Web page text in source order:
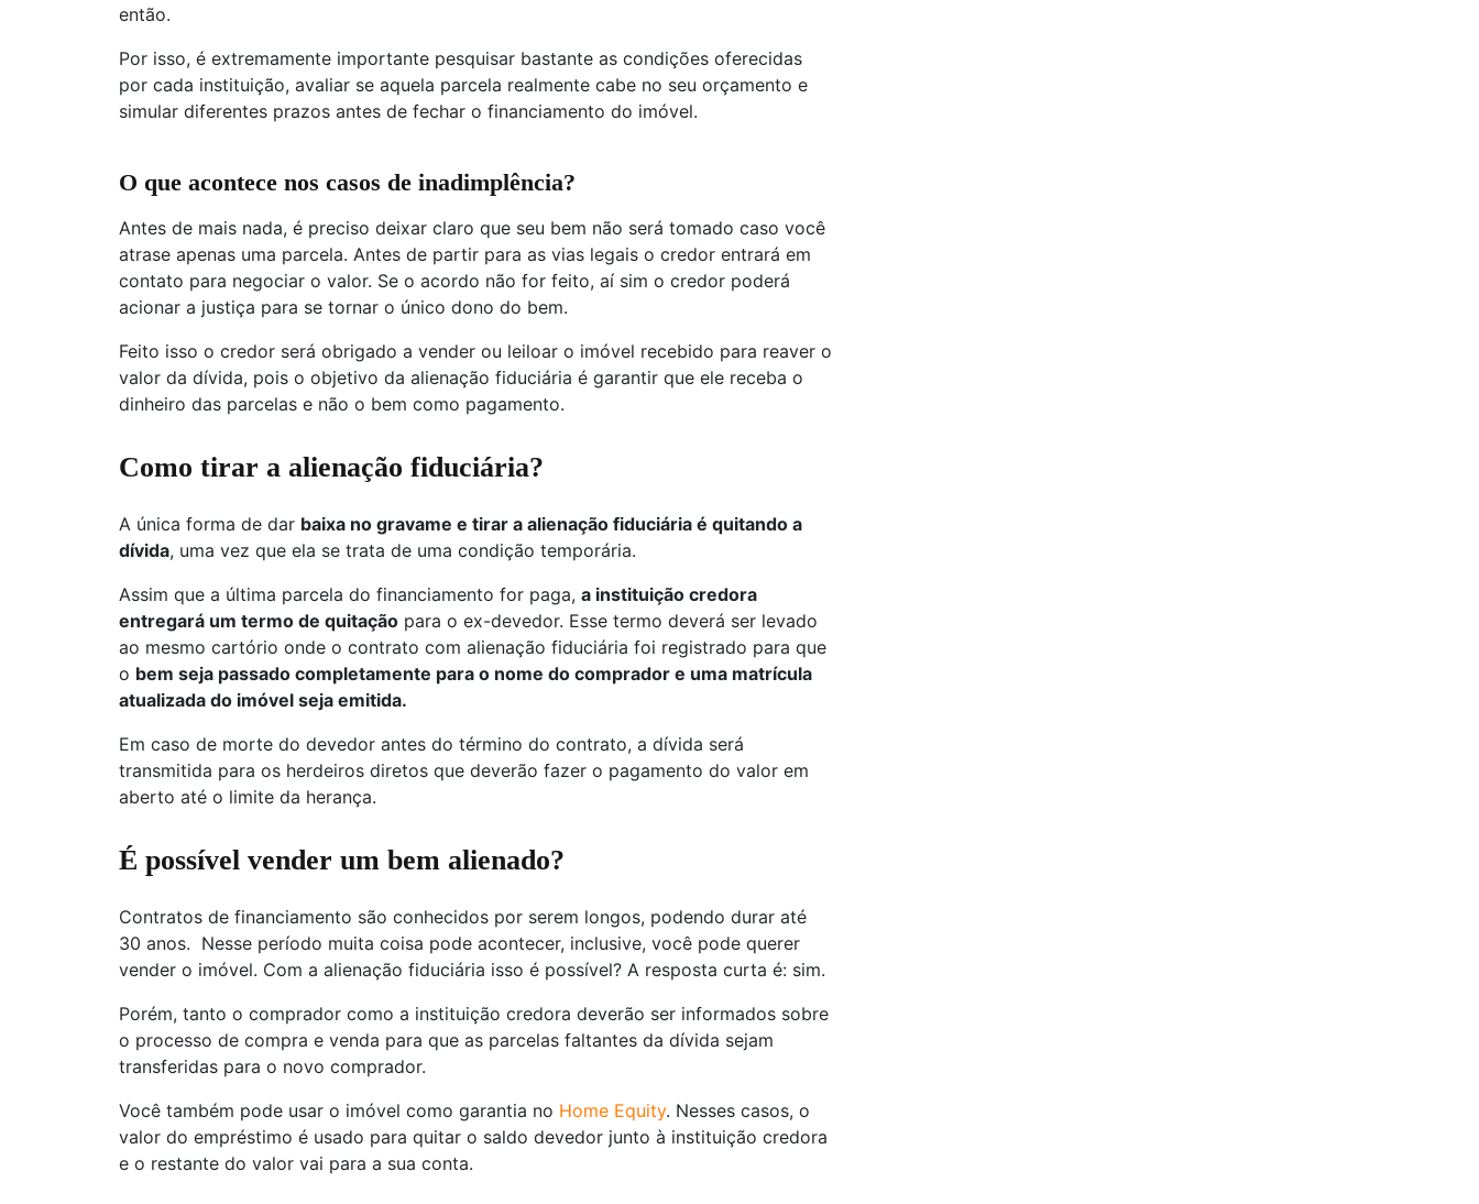
então.
Por isso, é extremamente importante pesquisar bastante as condições oferecidas
por cada instituição, avaliar se aquela parcela realmente cabe no seu orçamento e
simular diferentes prazos antes de fechar o financiamento do imóvel.
O que acontece nos casos de inadimplência?
Antes de mais nada, é preciso deixar claro que seu bem não será tomado caso você
atrase apenas uma parcela. Antes de partir para as vias legais o credor entrará em
contato para negociar o valor. Se o acordo não for feito, aí sim o credor poderá
acionar a justiça para se tornar o único dono do bem.
Feito isso o credor será obrigado a vender ou leiloar o imóvel recebido para reaver o
valor da dívida, pois o objetivo da alienação fiduciária é garantir que ele receba o
dinheiro das parcelas e não o bem como pagamento.
Como tirar a alienação fiduciária?
A única forma de dar baixa no gravame e tirar a alienação fiduciária é quitando a
dívida, uma vez que ela se trata de uma condição temporária.
Assim que a última parcela do financiamento for paga, a instituição credora
entregará um termo de quitação para o ex-devedor. Esse termo deverá ser levado
ao mesmo cartório onde o contrato com alienação fiduciária foi registrado para que
o bem seja passado completamente para o nome do comprador e uma matrícula
atualizada do imóvel seja emitida.
Em caso de morte do devedor antes do término do contrato, a dívida será
transmitida para os herdeiros diretos que deverão fazer o pagamento do valor em
aberto até o limite da herança.
É possível vender um bem alienado?
Contratos de financiamento são conhecidos por serem longos, podendo durar até
30 anos. Nesse período muita coisa pode acontecer, inclusive, você pode querer
vender o imóvel. Com a alienação fiduciária isso é possível? A resposta curta é: sim.
Porém, tanto o comprador como a instituição credora deverão ser informados sobre
o processo de compra e venda para que as parcelas faltantes da dívida sejam
transferidas para o novo comprador.
Você também pode usar o imóvel como garantia no Home Equity. Nesses casos, o
valor do empréstimo é usado para quitar o saldo devedor junto à instituição credora
e o restante do valor vai para a sua conta.